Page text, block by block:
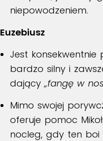
niepowodzeniem.
Euzebiusz
Jest
bardzo silny i
dający„fangę w
Mimo swojej
oferuje pomoc
nocleg, gdy ten